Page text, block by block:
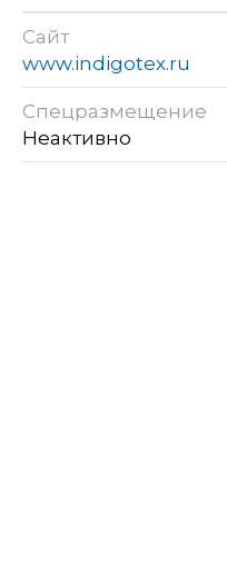
Сайт
www.indigotex.ru
Спецразмещение
Неактивно